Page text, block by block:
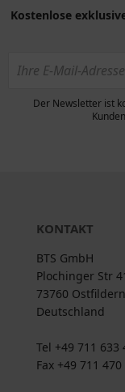
Kostenlose
Der Newsletter ist
KONTAKT
BTS GmbH
Plochinger Str
73760 Ostfildern
Deutschland
Tel +49 711 633
Fax +49 711